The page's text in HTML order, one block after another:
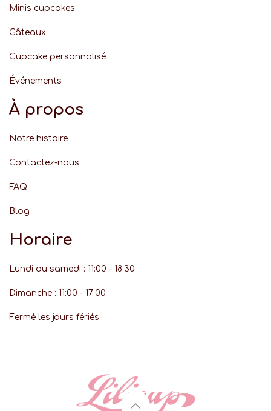
Minis cupcakes
Gâteaux
Cupcake personnalisé
Événements
À propos
Notre histoire
Contactez-nous
FAQ
Blog
Horaire
Lundi au samedi : 11:00 - 18:30
Dimanche : 11:00 - 17:00
Fermé les jours fériés